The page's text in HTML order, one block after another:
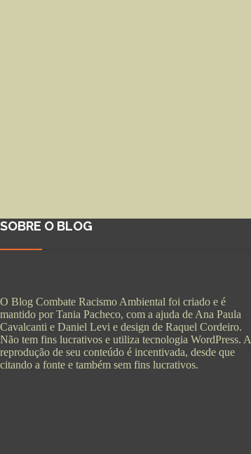
SOBRE O BLOG
O Blog Combate Racismo Ambiental foi criado e é
mantido por Tania Pacheco, com a ajuda de Ana Paula
Cavalcanti e Daniel Levi e design de Raquel Cordeiro.
Não tem fins lucrativos e utiliza tecnologia WordPress. A
reprodução de seu conteúdo é incentivada, desde que
citando a fonte e também sem fins lucrativos.